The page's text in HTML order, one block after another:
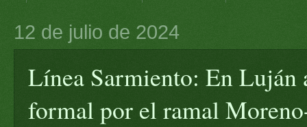
12 de julio de 2024
Línea Sarmiento: En Luján
formal por el ramal